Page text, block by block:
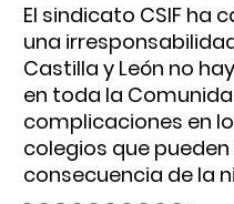
El sindicato CSIF ha
una
Castilla y León no
en toda la
complicaciones en
colegios que
consecuencia de la